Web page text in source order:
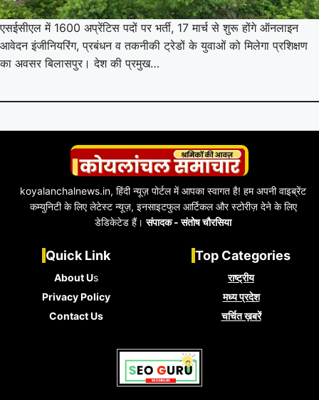
एसईसीएल में 1600 अप्रेंटिस पदों पर भर्ती, 17 मार्च से शुरू होंगे ऑनलाइन
आवेदन इंजीनियरिंग, प्रबंधन व तकनीकी ट्रेडों के युवाओं को मिलेगा प्रशिक्षण
का अवसर बिलासपुर। देश की प्रमुख…
koyalanchalnews.in, हिंदी न्यूज़ पोर्टल में आपका स्वागत है! हम अपनी वाइब्रेंट
कम्युनिटी के लिए लेटेस्ट न्यूज़, इनसाइटफुल आर्टिकल और स्टोरीज़ देने के लिए
डेडिकेटेड हैं।संपादक - संतोष चौरसिया
Quick Link
About Us
Privacy Policy
Contact Us
Top Categories
राष्ट्रीय
मध्य प्रदेश
चर्चित ख़बरें